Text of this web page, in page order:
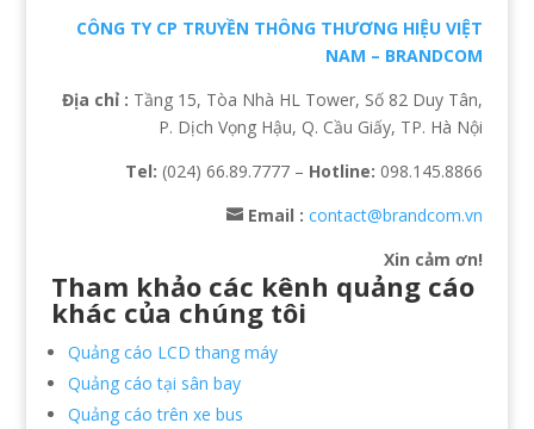
CÔNG TY CP TRUYỀN THÔNG THƯƠNG HIỆU VIỆT
NAM – BRANDCOM
Địa chỉ : Tầng 15, Tòa Nhà HL Tower, Số 82 Duy Tân,
P. Dịch Vọng Hậu, Q. Cầu Giấy, TP. Hà Nội
Tel: (024) 66.89.7777 – Hotline: 098.145.8866
Email : contact@brandcom.vn
Xin cảm ơn!
Tham khảo các kênh quảng cáo
khác của chúng tôi
Quảng cáo LCD thang máy
Quảng cáo tại sân bay
Quảng cáo trên xe bus